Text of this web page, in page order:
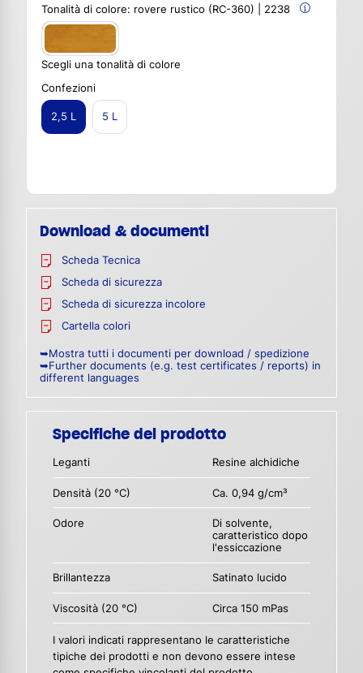
Tonalità di colore: rovere rustico (RC-360) | 2238
Scegli una tonalità di colore
Confezioni
2,5 L 5 L
Download & documenti
Scheda Tecnica
Scheda di sicurezza
Scheda di sicurezza incolore
Cartella colori
➥Mostra tutti i documenti per download / spedizione
➥Further documents (e.g. test certificates / reports) in
different languages
Specifiche del prodotto
Leganti Resine alchidiche
Densità (20 °C) Ca. 0,94 g/cm³
Odore
Di solvente,
caratteristico dopo
l'essiccazione
Brillantezza Satinato lucido
Viscosità (20 °C) Circa 150 mPas
I valori indicati rappresentano le caratteristiche
tipiche dei prodotti e non devono essere intese